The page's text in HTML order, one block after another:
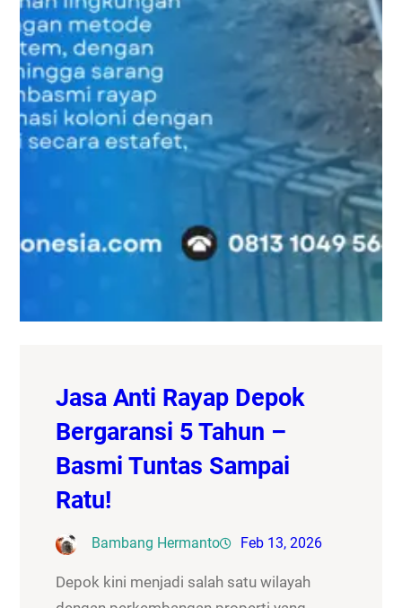
Jasa Anti Rayap Depok
Bergaransi 5 Tahun –
Basmi Tuntas Sampai
Ratu!
Bambang Hermanto Feb 13, 2026
Depok kini menjadi salah satu wilayah